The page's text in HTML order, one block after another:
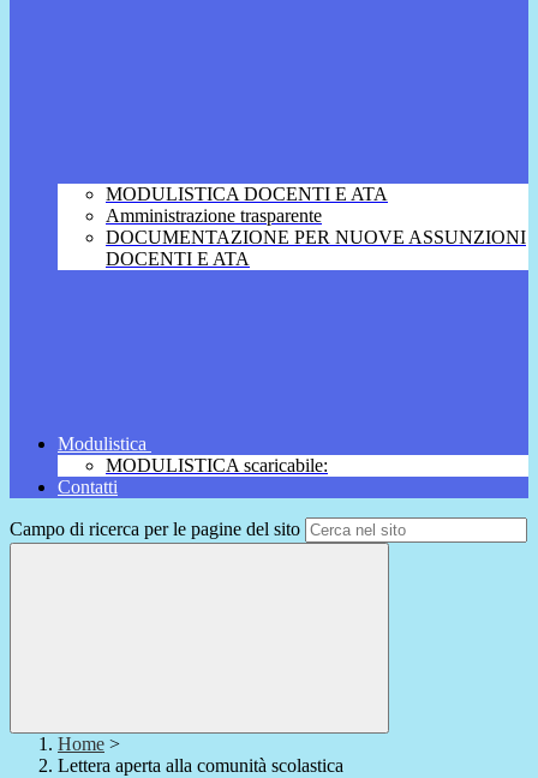
MODULISTICA DOCENTI E ATA
Amministrazione trasparente
DOCUMENTAZIONE PER NUOVE ASSUNZIONI
DOCENTI E ATA
Modulistica
MODULISTICA scaricabile:
Contatti
Campo di ricerca per le pagine del sito
Home >
Lettera aperta alla comunità scolastica